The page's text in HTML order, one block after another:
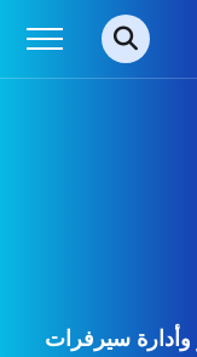
وأدارة سيرفرات